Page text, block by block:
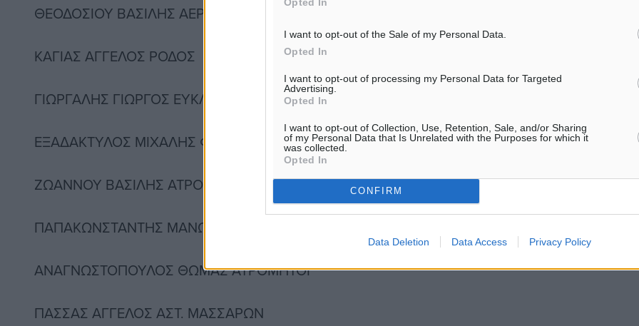
I want to opt-out of the Sale of my Personal Data.
Opted In
I want to opt-out of processing my Personal Data for Targeted
Advertising.
Opted In
I want to opt-out of Collection, Use, Retention, Sale, and/or Sharing
of my Personal Data that Is Unrelated with the Purposes for which it
was collected.
Opted In
CONFIRM
Data Deletion Data Access Privacy Policy
ΘΕΟΔΟΣΙΟΥ ΒΑΣΙΛΗΣ ΑΕΡΑ
ΚΑΓΙΑΣ ΑΓΓΕΛΟΣ ΡΟΔΟΣ
ΓΙΩΡΓΑΛΗΣ ΓΙΩΡΓΟΣ ΕΥΚΛΗΣ
ΕΞΑΔΑΚΤΥΛΟΣ ΜΙΧΑΛΗΣ ΦΟΙΒΟΣ
ΖΩΑΝΝΟΥ ΒΑΣΙΛΗΣ ΑΤΡΟΜΗΤΟΙ
ΠΑΠΑΚΩΝΣΤΑΝΤΗΣ ΜΑΝΩΛΗΣ ΦΟΙΒΟΣ
ΑΝΑΓΝΩΣΤΟΠΟΥΛΟΣ ΘΩΜΑΣ ΑΤΡΟΜΗΤΟΙ
ΠΑΣΣΑΣ ΑΓΓΕΛΟΣ ΑΣΤ. ΜΑΣΣΑΡΩΝ